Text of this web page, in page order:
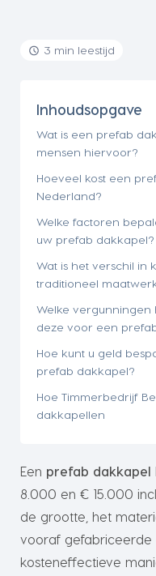
3 min leestijd
Inhoudsopgave
Wat is een prefab
mensen hiervoor?
Hoeveel kost een
Nederland?
Welke factoren
uw prefab dakkapel?
Wat is het verschil in
traditioneel
Welke vergunningen
deze voor een
Hoe kunt u geld
prefab dakkapel?
Hoe Timmerbedrijf
dakkapellen
Een prefab dakkapel
8.000 en € 15.000
de grootte, het
vooraf gefabriceerde
kosteneffectieve